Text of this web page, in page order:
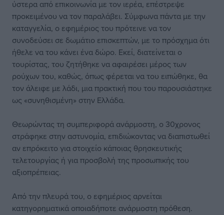
ύστερα από επικοινωνία με τον ιερέα, επέστρεψε
προκειμένου να τον παραλάβει. Σύμφωνα πάντα με την
καταγγελία, ο εφημέριος του πρότεινε να τον
συνοδεύσει σε δωμάτιο επισκεπτών, με το πρόσχημα ότι
ήθελε να του κάνει ένα δώρο. Εκεί, διατείνεται ο
τουρίστας, του ζητήθηκε να αφαιρέσει μέρος των
ρούχων του, καθώς, όπως φέρεται να του ειπώθηκε, θα
τον άλειφε με λάδι, μια πρακτική που του παρουσιάστηκε
ως «συνηθισμένη» στην Ελλάδα.
Θεωρώντας τη συμπεριφορά ανάρμοστη, ο 30χρονος
στράφηκε στην αστυνομία, επιδιώκοντας να διαπιστωθεί
αν επρόκειτο για στοιχείο κάποιας θρησκευτικής
τελετουργίας ή για προσβολή της προσωπικής του
αξιοπρέπειας.
Από την πλευρά του, ο εφημέριος αρνείται
κατηγορηματικά οποιαδήποτε ανάρμοστη πρόθεση.